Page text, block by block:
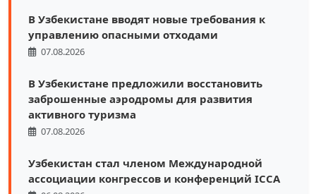
В Узбекистане вводят новые требования к
управлению опасными отходами
07.08.2026
В Узбекистане предложили восстановить
заброшенные аэродромы для развития
активного туризма
07.08.2026
Узбекистан стал членом Международной
ассоциации конгрессов и конференций ICCA